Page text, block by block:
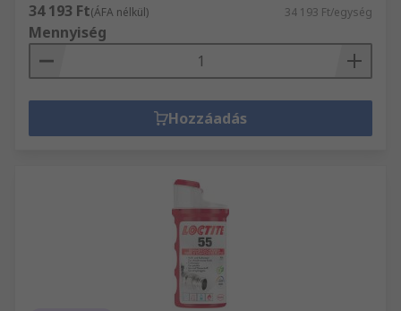
34 193 Ft(ÁFA nélkül) 34 193 Ft/egység
Mennyiség
Hozzáadás